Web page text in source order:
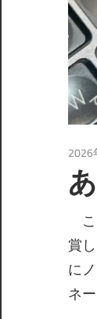
2026
こ
賞
に
ネ